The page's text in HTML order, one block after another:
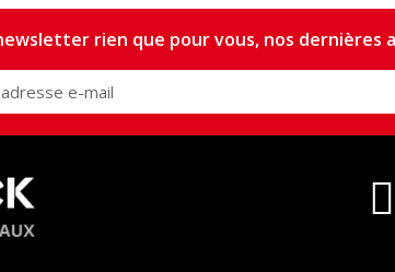
rien que pour vous, nos dernières